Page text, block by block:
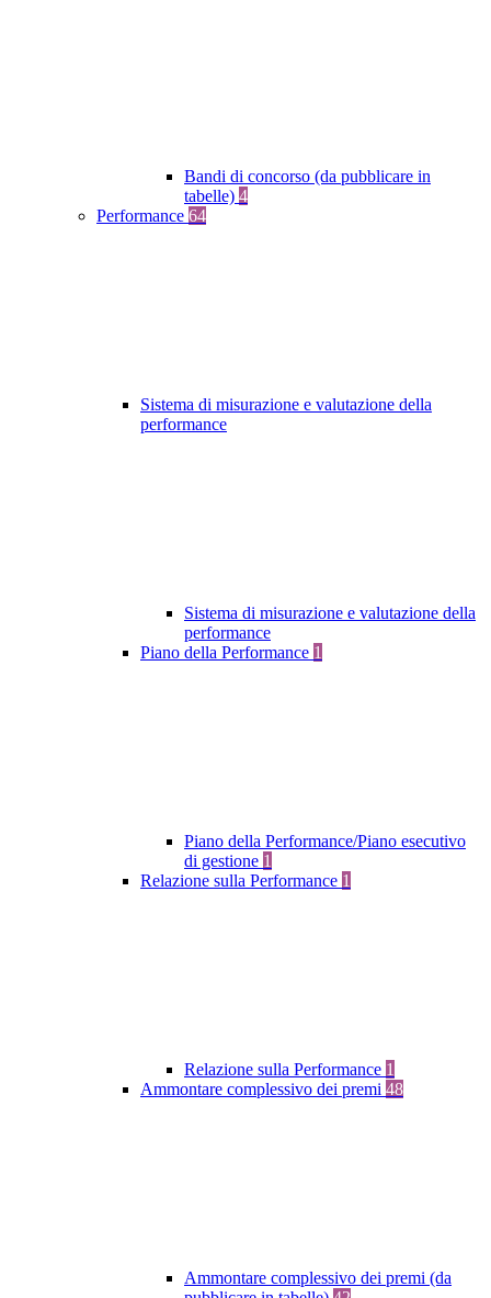
Bandi di concorso (da pubblicare in
tabelle) 4
Performance 64
Sistema di misurazione e valutazione della
performance
Sistema di misurazione e valutazione della
performance
Piano della Performance 1
Piano della Performance/Piano esecutivo
di gestione 1
Relazione sulla Performance 1
Relazione sulla Performance 1
Ammontare complessivo dei premi 48
Ammontare complessivo dei premi (da